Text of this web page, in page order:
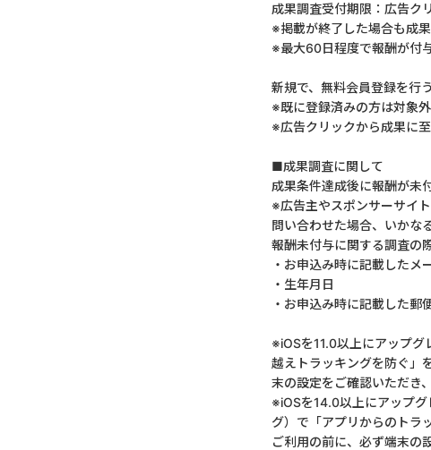
成果調査受付期限：広告ク
※掲載が終了した場合も成
※最大60日程度で報酬が付
新規で、無料会員登録を行
※既に登録済みの方は対象外
※広告クリックから成果に
■成果調査に関して
成果条件達成後に報酬が未
※広告主やスポンサーサイ
問い合わせた場合、いかな
報酬未付与に関する調査の
・お申込み時に記載したメ
・生年月日
・お申込み時に記載した郵
※iOSを11.0以上にアップ
越えトラッキングを防ぐ」
末の設定をご確認いただき
※iOSを14.0以上にアップ
グ）で「アプリからのトラ
ご利用の前に、必ず端末の